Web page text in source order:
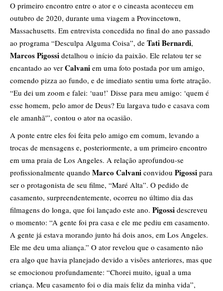
O primeiro encontro entre o ator e o cineasta aconteceu em
outubro de 2020, durante uma viagem a Provincetown,
Massachusetts. Em entrevista concedida no final do ano passado
ao programa “Desculpa Alguma Coisa”, de Tati Bernardi,
Marcos Pigossi detalhou o início da paixão. Ele relatou ter se
encantado ao ver Calvani em uma foto postada por um amigo,
comendo pizza ao fundo, e de imediato sentiu uma forte atração.
“Eu dei um zoom e falei: ‘uau!’ Disse para meu amigo: ‘quem é
esse homem, pelo amor de Deus? Eu largava tudo e casava com
ele amanhã'”, contou o ator na ocasião.
A ponte entre eles foi feita pelo amigo em comum, levando a
trocas de mensagens e, posteriormente, a um primeiro encontro
em uma praia de Los Angeles. A relação aprofundou-se
profissionalmente quando Marco Calvani convidou Pigossi para
ser o protagonista de seu filme, “Maré Alta”. O pedido de
casamento, surpreendentemente, ocorreu no último dia das
filmagens do longa, que foi lançado este ano. Pigossi descreveu
o momento: “A gente foi pra casa e ele me pediu em casamento.
A gente já estava morando junto há dois anos, em Los Angeles.
Ele me deu uma aliança.” O ator revelou que o casamento não
era algo que havia planejado devido a visões anteriores, mas que
se emocionou profundamente: “Chorei muito, igual a uma
criança. Meu casamento foi o dia mais feliz da minha vida”,